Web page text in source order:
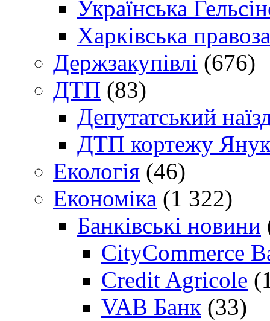
Українська
Харківська
Держзакупівлі (676)
ДТП (83)
Депутатський
ДТП кортежу
Екологія (46)
Економіка (1 322)
Банківські новини
CityCommerce
Credit Agricole
VAB Банк (33)